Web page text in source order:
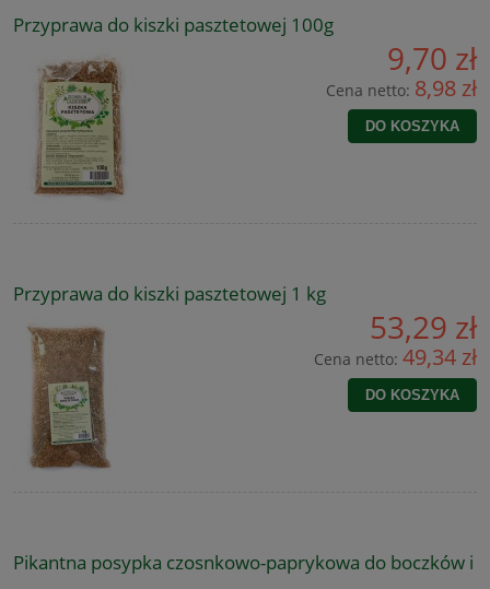
Przyprawa do kiszki pasztetowej 100g
9,70 zł
Cena netto: 8,98 zł
DO KOSZYKA
Przyprawa do kiszki pasztetowej 1 kg
53,29 zł
Cena netto: 49,34 zł
DO KOSZYKA
Pikantna posypka czosnkowo-paprykowa do boczków i